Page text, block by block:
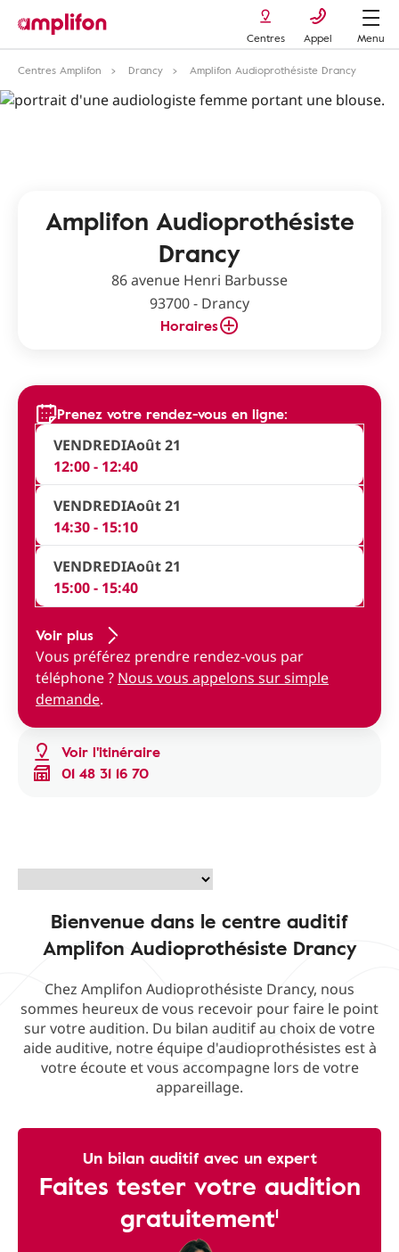
Centres Appel
Menu
Centres Amplifon
Drancy Amplifon Audioprothésiste Drancy
Amplifon Audioprothésiste
Drancy
86 avenue Henri Barbusse
93700 - Drancy
Horaires
Voir l'itinéraire
01 48 31 16 70
Prenez votre rendez-vous en ligne:
VENDREDIAoût 21
12:00 - 12:40
VENDREDIAoût 21
14:30 - 15:10
VENDREDIAoût 21
15:00 - 15:40
Voir plus
Vous préférez prendre rendez-vous par
téléphone ? Nous vous appelons sur simple
demande.
Bienvenue dans le centre auditif
Amplifon Audioprothésiste Drancy
Chez Amplifon Audioprothésiste Drancy, nous
sommes heureux de vous recevoir pour faire le point
sur votre audition. Du bilan auditif au choix de votre
aide auditive, notre équipe d'audioprothésistes est à
votre écoute et vous accompagne lors de votre
appareillage.
Un bilan auditif avec un expert
Faites tester votre audition
gratuitement¹